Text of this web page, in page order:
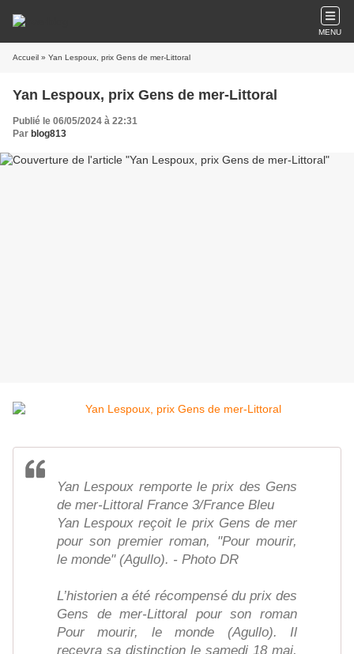
MENU
Accueil » Yan Lespoux, prix Gens de mer-Littoral
Yan Lespoux, prix Gens de mer-Littoral
Publié le 06/05/2024 à 22:31
Par blog813
Yan Lespoux remporte le prix des Gens
de mer-Littoral France 3/France Bleu
Yan Lespoux reçoit le prix Gens de mer
pour son premier roman, "Pour mourir,
le monde" (Agullo). - Photo DR
L’historien a été récompensé du prix des
Gens de mer-Littoral pour son roman
Pour mourir, le monde (Agullo). Il
recevra sa distinction le samedi 18 mai,